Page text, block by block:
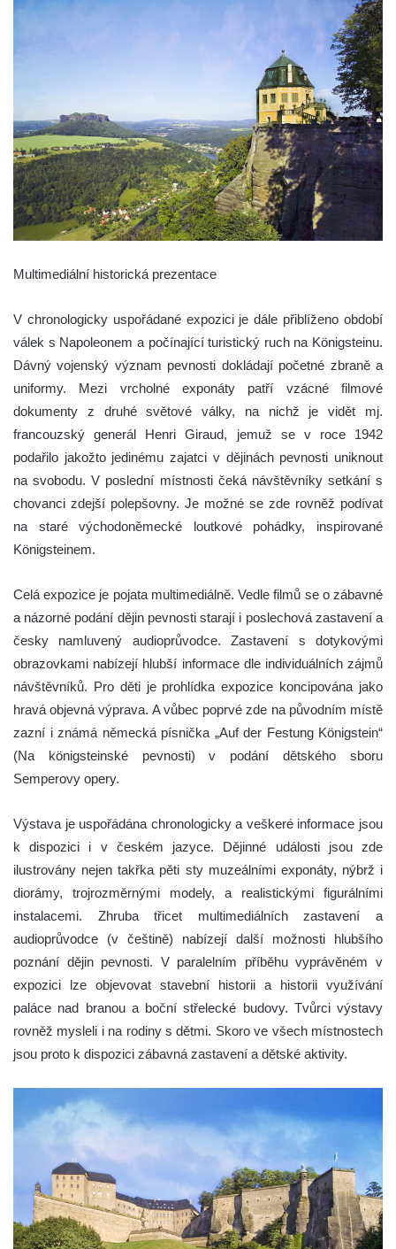
Multimediální historická prezentace
V chronologicky uspořádané expozici je dále přiblíženo období
válek s Napoleonem a počínající turistický ruch na Königsteinu.
Dávný vojenský význam pevnosti dokládají početné zbraně a
uniformy. Mezi vrcholné exponáty patří vzácné filmové
dokumenty z druhé světové války, na nichž je vidět mj.
francouzský generál Henri Giraud, jemuž se v roce 1942
podařilo jakožto jedinému zajatci v dějinách pevnosti uniknout
na svobodu. V poslední místnosti čeká návštěvníky setkání s
chovanci zdejší polepšovny. Je možné se zde rovněž podívat
na staré východoněmecké loutkové pohádky, inspirované
Königsteinem.
Celá expozice je pojata multimediálně. Vedle filmů se o zábavné
a názorné podání dějin pevnosti starají i poslechová zastavení a
česky namluvený audioprůvodce. Zastavení s dotykovými
obrazovkami nabízejí hlubší informace dle individuálních zájmů
návštěvníků. Pro děti je prohlídka expozice koncipována jako
hravá objevná výprava. A vůbec poprvé zde na původním místě
zazní i známá německá písnička „Auf der Festung Königstein“
(Na königsteinské pevnosti) v podání dětského sboru
Semperovy opery.
Výstava je uspořádána chronologicky a veškeré informace jsou
k dispozici i v českém jazyce. Dějinné události jsou zde
ilustrovány nejen takřka pěti sty muzeálními exponáty, nýbrž i
diorámy, trojrozměrnými modely, a realistickými figurálními
instalacemi. Zhruba třicet multimediálních zastavení a
audioprůvodce (v češtině) nabízejí další možnosti hlubšího
poznání dějin pevnosti. V paralelním příběhu vyprávěném v
expozici lze objevovat stavební historii a historii využívání
paláce nad branou a boční střelecké budovy. Tvůrci výstavy
rovněž mysleli i na rodiny s dětmi. Skoro ve všech místnostech
jsou proto k dispozici zábavná zastavení a dětské aktivity.